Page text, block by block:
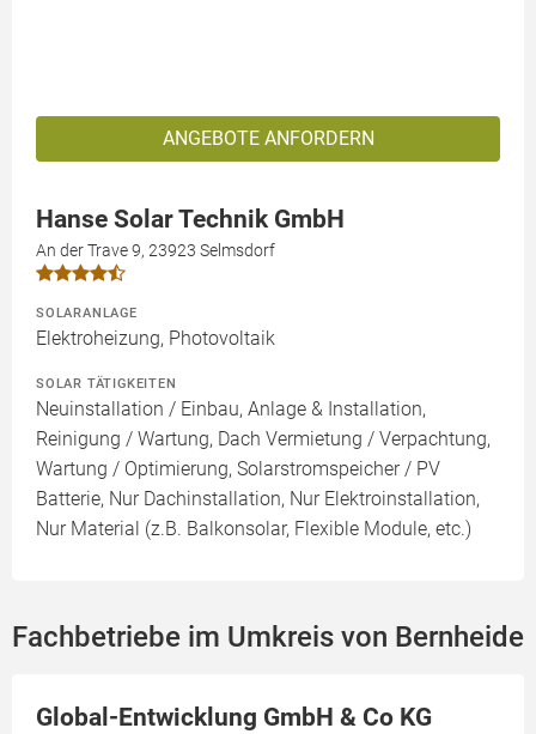
ANGEBOTE ANFORDERN
Hanse Solar Technik GmbH
An der Trave 9, 23923 Selmsdorf
SOLARANLAGE
Elektroheizung, Photovoltaik
SOLAR TÄTIGKEITEN
Neuinstallation / Einbau, Anlage & Installation,
Reinigung / Wartung, Dach Vermietung / Verpachtung,
Wartung / Optimierung, Solarstromspeicher / PV
Batterie, Nur Dachinstallation, Nur Elektroinstallation,
Nur Material (z.B. Balkonsolar, Flexible Module, etc.)
Fachbetriebe im Umkreis von Bernheide
Global-Entwicklung GmbH & Co KG